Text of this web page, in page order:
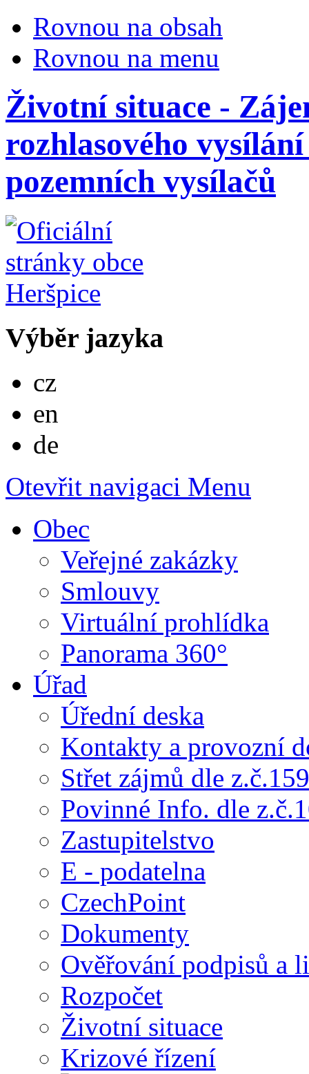
Rovnou na obsah
Rovnou na menu
Životní situace -
rozhlasového
pozemních vysílačů
Výběr jazyka
cz
en
de
Otevřit navigaci Menu
Obec
Veřejné zakázky
Smlouvy
Virtuální prohlídka
Panorama 360°
Úřad
Úřední deska
Kontakty a provozní
Střet zájmů dle
Povinné Info. dle
Zastupitelstvo
E - podatelna
CzechPoint
Dokumenty
Ověřování podpisů a
Rozpočet
Životní situace
Krizové řízení